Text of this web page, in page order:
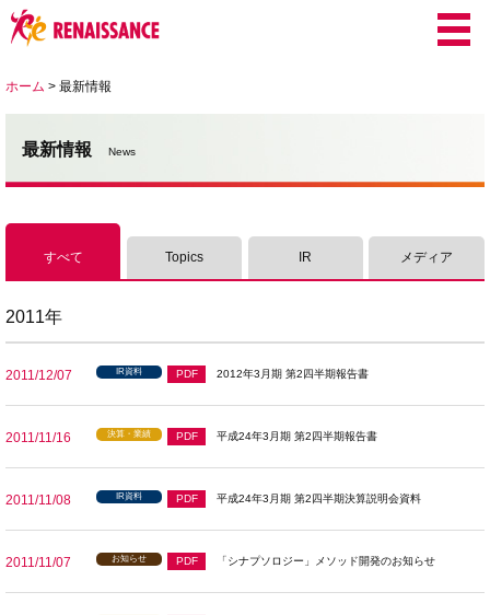
ホーム > 最新情報
最新情報 News
すべて Topics IR メディア
2011年
2011/12/07 IR資料 PDF 2012年3月期 第2四半期報告書
2011/11/16 決算・業績 PDF 平成24年3月期 第2四半期報告書
2011/11/08 IR資料 PDF 平成24年3月期 第2四半期決算説明会資料
2011/11/07 お知らせ PDF 「シナプソロジー」メソッド開発のお知らせ